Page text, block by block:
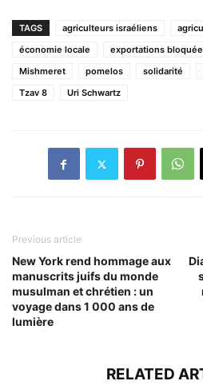
TAGS agriculteurs israéliens
économie locale
exportations
Mishmeret
pomelos solidarité
Tzav 8
Uri Schwartz
Previous article
New York rend hommage aux
manuscrits juifs du monde
musulman et chrétien : un
voyage dans 1 000 ans de
lumière
RELATED